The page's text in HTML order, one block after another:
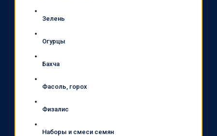
Зелень
Огурцы
Бахча
Фасоль, горох
Физалис
Наборы и смеси семян